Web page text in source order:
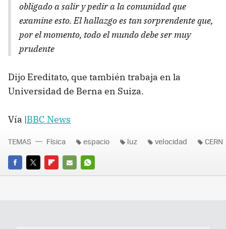
obligado a salir y pedir a la comunidad que
examine esto. El hallazgo es tan sorprendente que,
por el momento, todo el mundo debe ser muy
prudente
Dijo Ereditato, que también trabaja en la
Universidad de Berna en Suiza.
Vía |BBC News
FACEBOOK
TWITTERFLIPBOARD
E-
WHATSAPP
TEMAS Física espacio luz velocidad CERN